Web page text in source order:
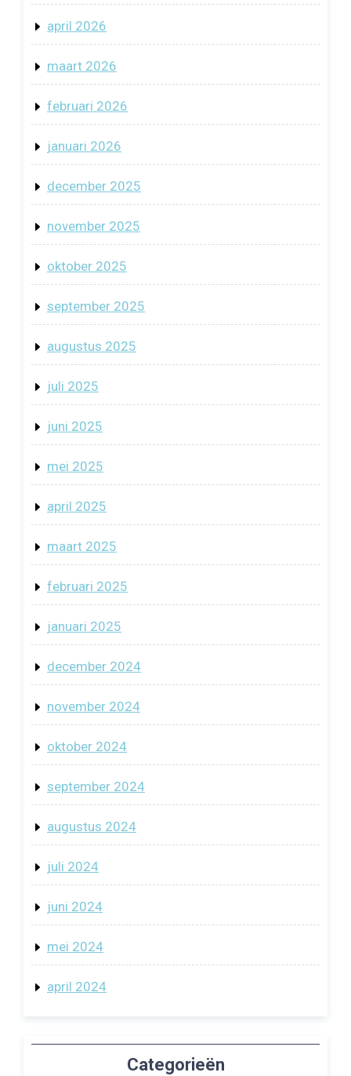
april 2026
maart 2026
februari 2026
januari 2026
december 2025
november 2025
oktober 2025
september 2025
augustus 2025
juli 2025
juni 2025
mei 2025
april 2025
maart 2025
februari 2025
januari 2025
december 2024
november 2024
oktober 2024
september 2024
augustus 2024
juli 2024
juni 2024
mei 2024
april 2024
Categorieën